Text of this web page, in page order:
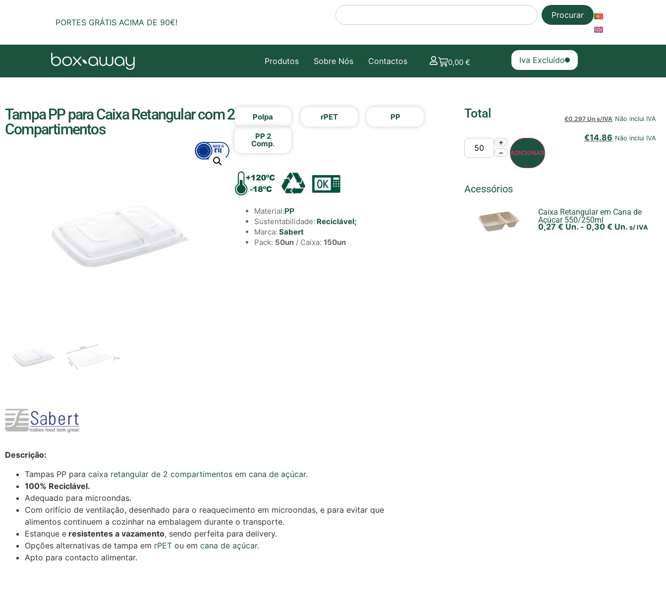
PORTES GRÁTIS ACIMA DE 90€!
Procurar
Produtos Sobre Nós Contactos 0,00 € Iva Excluído
Tampa PP para Caixa Retangular com 2
Compartimentos
Descrição:
Tampas PP para caixa retangular de 2 compartimentos em cana de açúcar.
100% Reciclável.
Adequado para microondas.
Com orifício de ventilação, desenhado para o reaquecimento em microondas, e para evitar que
alimentos continuem a cozinhar na embalagem durante o transporte.
Estanque e resistentes a vazamento, sendo perfeita para delivery.
Opções alternativas de tampa em rPET ou em cana de açúcar.
Apto para contacto alimentar.
Polpa rPET PP
PP 2
Comp.
Material:PP
Sustentabilidade: Reciclável;
Marca: Sabert
Pack: 50un / Caixa:150un
Total €0.297 Un s/IVA Não inclui IVA
€14.86 Não inclui IVA
+
−
ADICIONAR
Acessórios
Caixa Retangular em Cana de
Açúcar 550/250ml
0,27 € Un.- 0,30 € Un. s/ IVA